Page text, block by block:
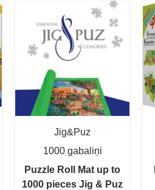
Jig&Puz
1000 gabaliņi
Puzzle Roll Mat up to
1000 pieces Jig & Puz